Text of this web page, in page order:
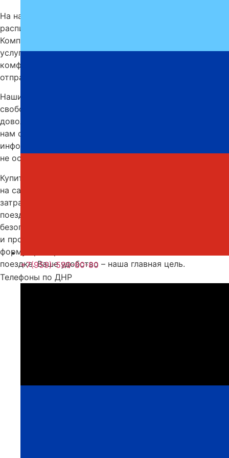
На нашем сайте всегда доступно актуальное
расписание автобусов Горловка — Зуя с автовокзала.
Компания «Профи-Тур» стабильно предоставляет
услуги перевозок, обеспечивая своим клиентам
комфорт и надежность. Выберите удобную дату и
отправляйтесь в путь.
Наши регулярные рейсы позволяют легко найти
свободные места на любую дату. Пассажиры всегда
довольны качеством обслуживания и возвращаются к
нам снова. Мы собрали всю исчерпывающую
информацию о поездках в данном направлении, чтобы
не осталось лишних вопросов.
Купить билет Горловка — Зуя можно по телефону или
на сайте онлайн с удобством и минимальными
затратами времени. Мы стремимся сделать каждую
поездку максимально комфортной, спокойной и
безопасной. Как видите, с нами действительно удобно
и просто путешествовать. Осталось лишь заполнить
форму бронирования на сайте и начать готовиться к
поездке. Ваше удобство – наша главная цель.
+7(959)-599-80-80
Телефоны по ДНР